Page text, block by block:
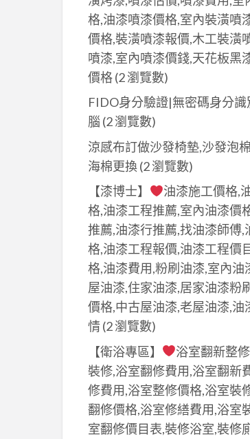
格,油漆噴漆價格,室內裝潢噴
價格,裝潢噴漆報價,木工裝潢
噴漆,室內噴漆價錢,天花板黑
價格(2 瀏覽數)
FIDO身分驗證|無密碼身分
腦 (2 瀏覽數)
涼感布訂做沙發椅墊,沙發泡
海棉更換(2 瀏覽數)
【漆博士】
油漆施工價格,
格,油漆工程推薦,室內油漆價
推薦,油漆行推薦,找油漆師傅,
格,油漆工程報價,油漆工程價
格,油漆費用,粉刷油漆,室內油
屋油漆,住家油漆,居家油漆粉
價格,中古屋油漆,老屋油漆,油
情(2 瀏覽數)
【衛浴專區】
浴室翻新整
裝修,浴室翻修費用,浴室翻新
修費用,浴室整修價格,浴室裝
翻修價格,浴室修繕費用,浴室
室翻修價目表,裝修浴室,裝修